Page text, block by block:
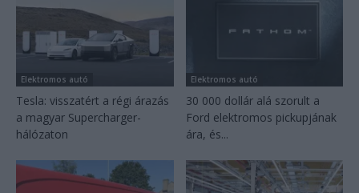
Elektromos autó
Tesla: visszatért a régi árazás
a magyar Supercharger-
hálózaton
Elektromos autó
30 000 dollár alá szorult a
Ford elektromos pickupjának
ára, és...